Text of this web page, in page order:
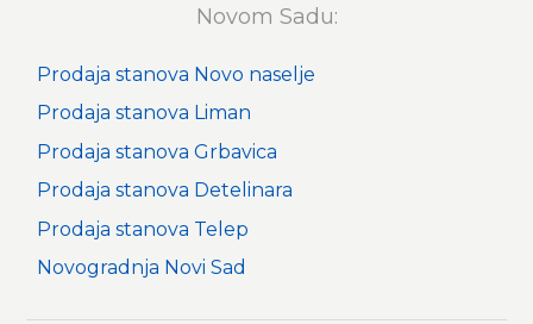
Novom Sadu:
Prodaja stanova Novo naselje
Prodaja stanova Liman
Prodaja stanova Grbavica
Prodaja stanova Detelinara
Prodaja stanova Telep
Novogradnja Novi Sad